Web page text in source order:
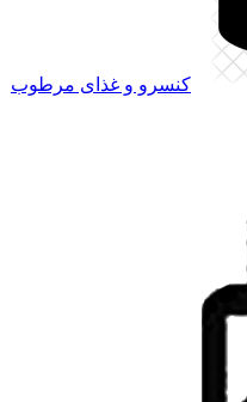
کنسرو و غذای مرطوب